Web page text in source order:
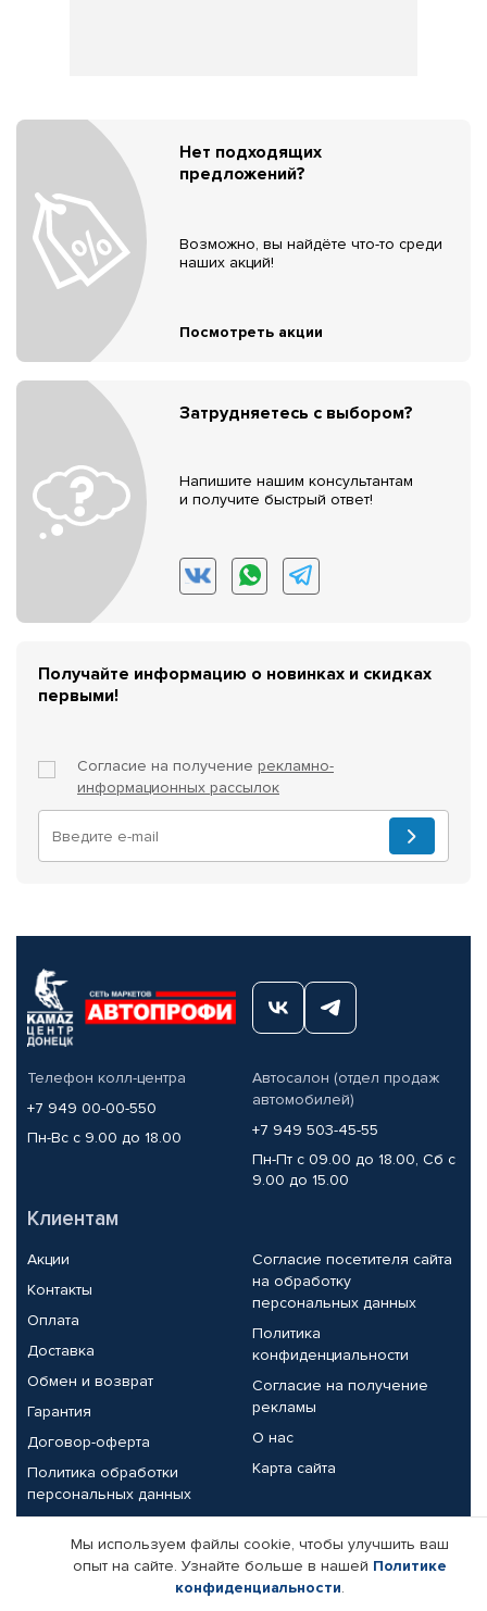
Нет подходящих
предложений?
Возможно, вы найдёте что-то среди
наших акций!
Посмотреть акции
Затрудняетесь с выбором?
Напишите нашим консультантам
и получите быстрый ответ!
Получайте информацию о новинках и скидках
первыми!
Согласие на получение рекламно-
информационных рассылок
Телефон колл-центра
+7 949 00-00-550
Пн-Вс с 9.00 до 18.00
Автосалон (отдел продаж
автомобилей)
+7 949 503-45-55
Пн-Пт с 09.00 до 18.00, Сб с
9.00 до 15.00
Клиентам
Акции
Контакты
Оплата
Доставка
Обмен и возврат
Гарантия
Договор-оферта
Политика обработки
персональных данных
Согласие посетителя сайта
на обработку
персональных данных
Политика
конфиденциальности
Согласие на получение
рекламы
О нас
Карта сайта
Партнерам
Корпоративным клиентам
Реквизиты компании
Мы используем файлы cookie, чтобы улучшить ваш
опыт на сайте. Узнайте больше в нашей Политике
конфиденциальности.